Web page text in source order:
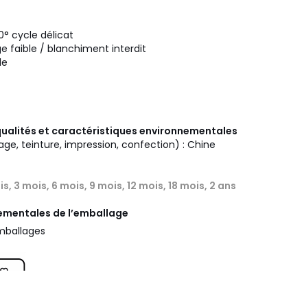
cycle délicat
faible / blanchiment interdit
et caractéristiques environnementales
teinture, impression, confection) : Chine
3 mois, 6 mois, 9 mois, 12 mois, 18 mois, 2 ans
de l’emballage